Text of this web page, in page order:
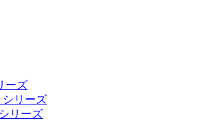
ーズ
シリーズ
リーズ